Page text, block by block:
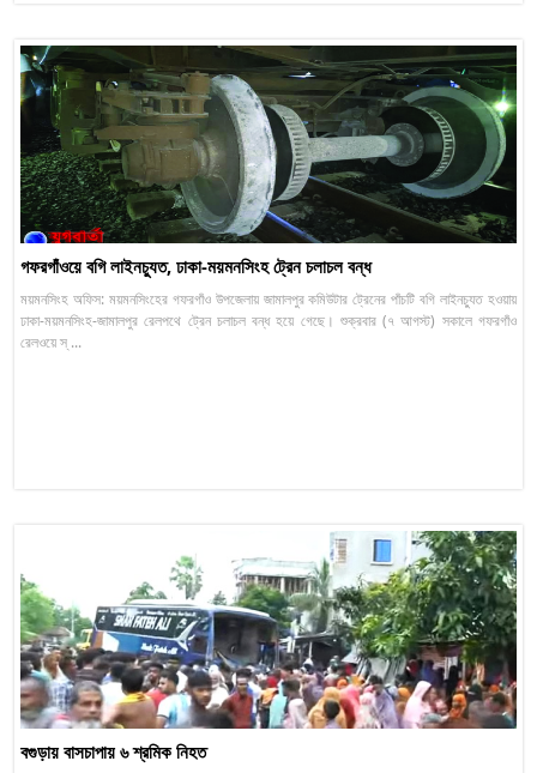
গফরগাঁওয়ে বগি লাইনচ্যুত, ঢাকা-ময়মনসিংহ ট্রেন চলাচল বন্ধ
ময়মনসিংহ অফিস: ময়মনসিংহের গফরগাঁও উপজেলায় জামালপুর কমিউটার ট্রেনের পাঁচটি বগি লাইনচ্যুত হওয়ায়
ঢাকা-ময়মনসিংহ-জামালপুর রেলপথে ট্রেন চলাচল বন্ধ হয়ে গেছে। শুক্রবার (৭ আগস্ট) সকালে গফরগাঁও
রেলওয়ে স্ ...
বগুড়ায় বাসচাপায় ৬ শ্রমিক নিহত